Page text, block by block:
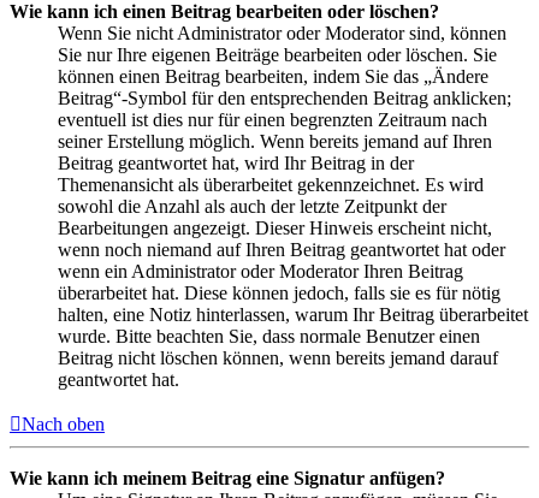
Wie kann ich einen Beitrag bearbeiten oder löschen?
Wenn Sie nicht Administrator oder Moderator sind, können
Sie nur Ihre eigenen Beiträge bearbeiten oder löschen. Sie
können einen Beitrag bearbeiten, indem Sie das „Ändere
Beitrag“-Symbol für den entsprechenden Beitrag anklicken;
eventuell ist dies nur für einen begrenzten Zeitraum nach
seiner Erstellung möglich. Wenn bereits jemand auf Ihren
Beitrag geantwortet hat, wird Ihr Beitrag in der
Themenansicht als überarbeitet gekennzeichnet. Es wird
sowohl die Anzahl als auch der letzte Zeitpunkt der
Bearbeitungen angezeigt. Dieser Hinweis erscheint nicht,
wenn noch niemand auf Ihren Beitrag geantwortet hat oder
wenn ein Administrator oder Moderator Ihren Beitrag
überarbeitet hat. Diese können jedoch, falls sie es für nötig
halten, eine Notiz hinterlassen, warum Ihr Beitrag überarbeitet
wurde. Bitte beachten Sie, dass normale Benutzer einen
Beitrag nicht löschen können, wenn bereits jemand darauf
geantwortet hat.
Nach oben
Wie kann ich meinem Beitrag eine Signatur anfügen?